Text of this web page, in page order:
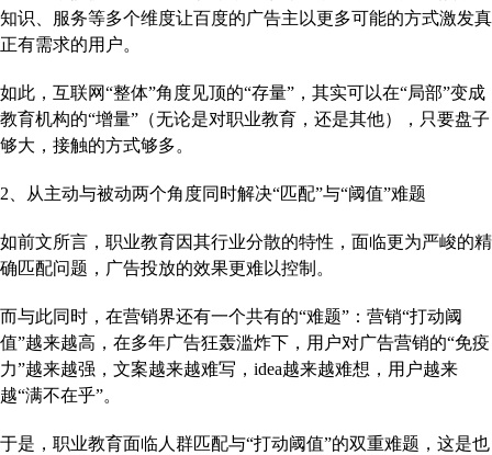
知识、服务等多个维度让百度的广告主以更多可能的方式激发真
正有需求的用户。
如此，互联网“整体”角度见顶的“存量”，其实可以在“局部”变成
教育机构的“增量”（无论是对职业教育，还是其他），只要盘子
够大，接触的方式够多。
2、从主动与被动两个角度同时解决“匹配”与“阈值”难题
如前文所言，职业教育因其行业分散的特性，面临更为严峻的精
确匹配问题，广告投放的效果更难以控制。
而与此同时，在营销界还有一个共有的“难题”：营销“打动阈
值”越来越高，在多年广告狂轰滥炸下，用户对广告营销的“免疫
力”越来越强，文案越来越难写，idea越来越难想，用户越来
越“满不在乎”。
于是，职业教育面临人群匹配与“打动阈值”的双重难题，这是也